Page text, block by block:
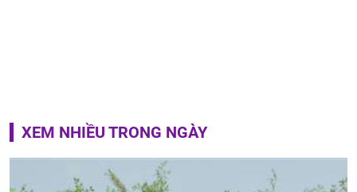
XEM NHIỀU TRONG NGÀY